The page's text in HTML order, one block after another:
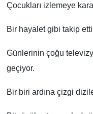
Çocukları izlemeye
Bir hayalet gibi takip
Günlerinin çoğu
geçiyor.
Bir biri ardına çizgi